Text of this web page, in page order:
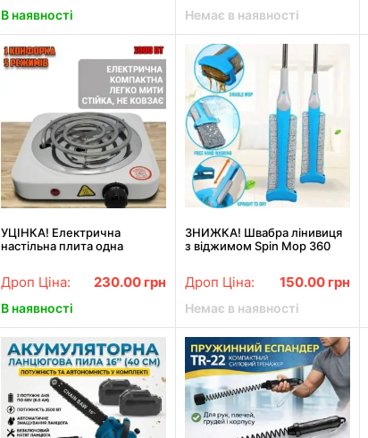
В наявності Немає в наявності
УЦІНКА! Електрична
настільна плита одна
Дроп Ціна: 230.00 грн
В наявності
ЗНИЖКА! Швабра лінивиця
з віджимом Spin Mop 360
Дроп Ціна: 150.00 грн
Немає в наявності